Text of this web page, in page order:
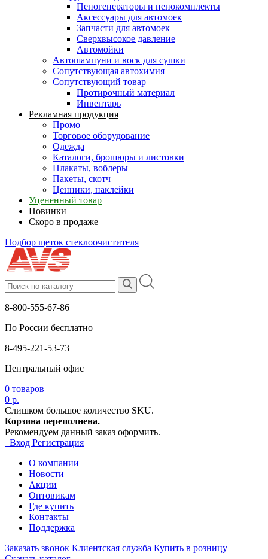
Пеногенераторы и пенокомплекты
Аксессуары для автомоек
Запчасти для автомоек
Сверхвысокое давление
Автомойки
Автошампуни и воск для сушки
Сопутствующая автохимия
Сопутствующий товар
Протирочный материал
Инвентарь
Рекламная продукция
Промо
Торговое оборудование
Одежда
Каталоги, брошюры и листовки
Плакаты, воблеры
Пакеты, скотч
Ценники, наклейки
Уцененный товар
Новинки
Скоро в продаже
Подбор щеток стеклоочистителя
8-800-555-67-86
По России бесплатно
8-495-221-53-73
Центральный офис
0 товаров
0 р.
Слишком большое количество SKU.
Корзина переполнена.
Рекомендуем данный заказ оформить.
Вход Регистрация
О компании
Новости
Акции
Оптовикам
Где купить
Контакты
Поддержка
Заказать звонок Клиентская служба Купить в розницу